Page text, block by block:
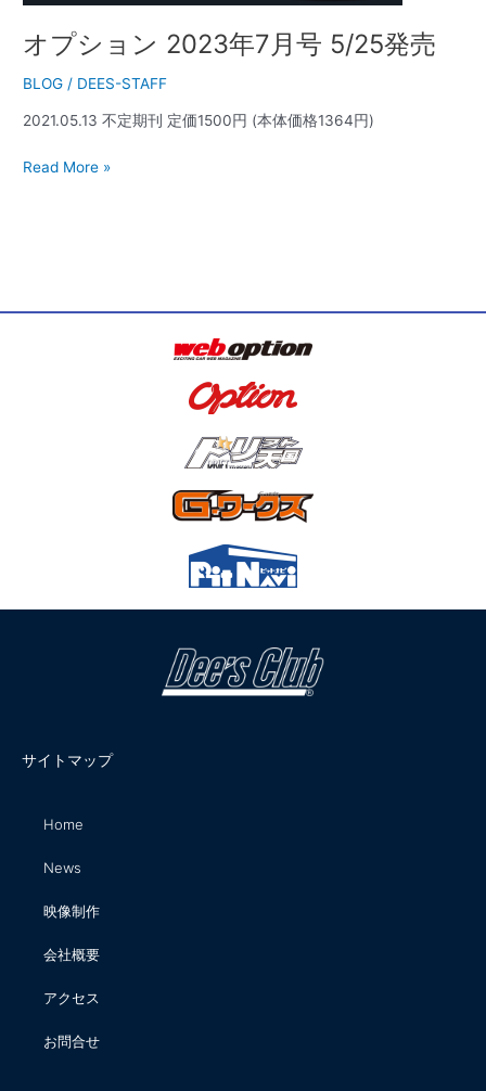
オプション 2023年7月号 5/25発売
BLOG / DEES-STAFF
2021.05.13 不定期刊 定価1500円 (本体価格1364円)
Read More »
サイトマップ
Home
News
映像制作
会社概要
アクセス
お問合せ